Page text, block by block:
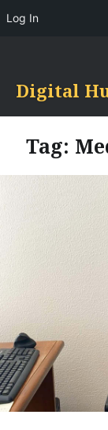
content
Digital
Tag:
Log In